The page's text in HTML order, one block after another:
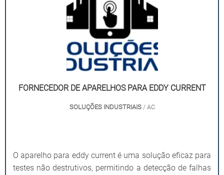
FORNECEDOR DE APARELHOS PARA EDDY CURRENT
SOLUÇÕES INDUSTRIAIS/ AC
O aparelho para eddy current é uma solução eficaz para
testes não destrutivos, permitindo a detecção de falhas